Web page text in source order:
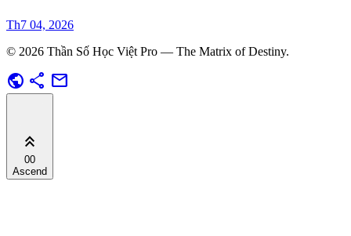
Th7 04, 2026
© 2026 Thần Số Học Việt Pro — The Matrix of Destiny.
public share mail
keyboard_double_arrow_up
00
Ascend